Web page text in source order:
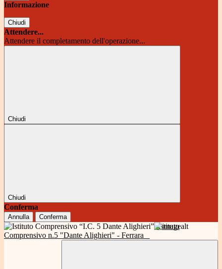
Informazione
Chiudi
Attendere...
Attendere il completamento dell'operazione...
Chiudi
Chiudi
Conferma
Annulla Conferma
Istituto
Comprensivo n.5 "Dante Alighieri" - Ferrara